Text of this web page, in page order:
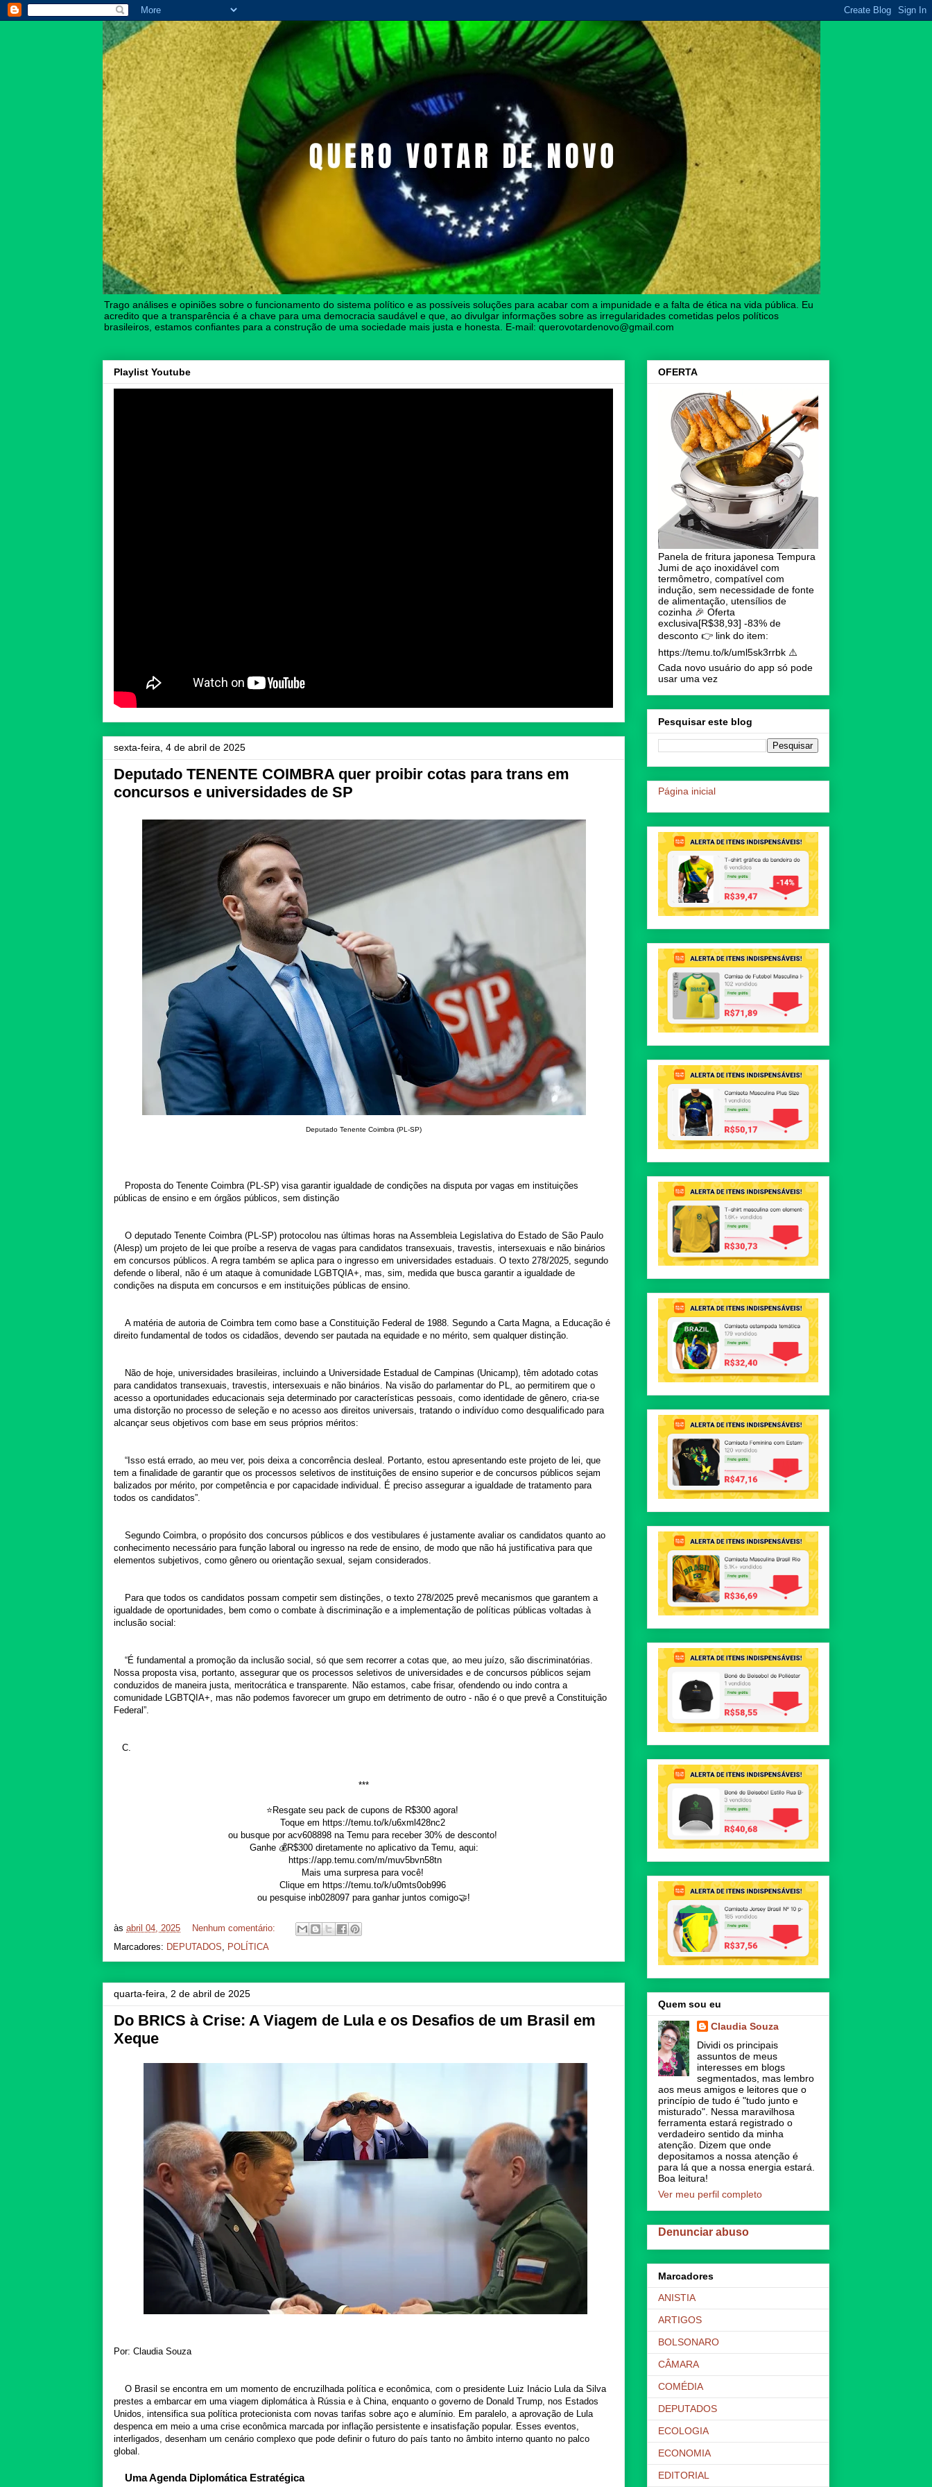
Trago análises e opiniões sobre o funcionamento do sistema político e as possíveis soluções para acabar com a impunidade e a falta de ética na vida pública. Eu
acredito que a transparência é a chave para uma democracia saudável e que, ao divulgar informações sobre as irregularidades cometidas pelos políticos
brasileiros, estamos confiantes para a construção de uma sociedade mais justa e honesta. E-mail: querovotardenovo@gmail.com
Playlist Youtube
sexta-feira, 4 de abril de 2025
Deputado TENENTE COIMBRA quer proibir cotas para trans em
concursos e universidades de SP
Deputado Tenente Coimbra (PL-SP)
Proposta do Tenente Coimbra (PL-SP) visa garantir igualdade de condições na disputa por vagas em instituições
públicas de ensino e em órgãos públicos, sem distinção
O deputado Tenente Coimbra (PL-SP) protocolou nas últimas horas na Assembleia Legislativa do Estado de São Paulo
(Alesp) um projeto de lei que proíbe a reserva de vagas para candidatos transexuais, travestis, intersexuais e não binários
em concursos públicos. A regra também se aplica para o ingresso em universidades estaduais. O texto 278/2025, segundo
defende o liberal, não é um ataque à comunidade LGBTQIA+, mas, sim, medida que busca garantir a igualdade de
condições na disputa em concursos e em instituições públicas de ensino.
A matéria de autoria de Coimbra tem como base a Constituição Federal de 1988. Segundo a Carta Magna, a Educação é
direito fundamental de todos os cidadãos, devendo ser pautada na equidade e no mérito, sem qualquer distinção.
Não de hoje, universidades brasileiras, incluindo a Universidade Estadual de Campinas (Unicamp), têm adotado cotas
para candidatos transexuais, travestis, intersexuais e não binários. Na visão do parlamentar do PL, ao permitirem que o
acesso a oportunidades educacionais seja determinado por características pessoais, como identidade de gênero, cria-se
uma distorção no processo de seleção e no acesso aos direitos universais, tratando o indivíduo como desqualificado para
alcançar seus objetivos com base em seus próprios méritos:
“Isso está errado, ao meu ver, pois deixa a concorrência desleal. Portanto, estou apresentando este projeto de lei, que
tem a finalidade de garantir que os processos seletivos de instituições de ensino superior e de concursos públicos sejam
balizados por mérito, por competência e por capacidade individual. É preciso assegurar a igualdade de tratamento para
todos os candidatos”.
Segundo Coimbra, o propósito dos concursos públicos e dos vestibulares é justamente avaliar os candidatos quanto ao
conhecimento necessário para função laboral ou ingresso na rede de ensino, de modo que não há justificativa para que
elementos subjetivos, como gênero ou orientação sexual, sejam considerados.
Para que todos os candidatos possam competir sem distinções, o texto 278/2025 prevê mecanismos que garantem a
igualdade de oportunidades, bem como o combate à discriminação e a implementação de políticas públicas voltadas à
inclusão social:
“É fundamental a promoção da inclusão social, só que sem recorrer a cotas que, ao meu juízo, são discriminatórias.
Nossa proposta visa, portanto, assegurar que os processos seletivos de universidades e de concursos públicos sejam
conduzidos de maneira justa, meritocrática e transparente. Não estamos, cabe frisar, ofendendo ou indo contra a
comunidade LGBTQIA+, mas não podemos favorecer um grupo em detrimento de outro - não é o que prevê a Constituição
Federal”.
C
***
⭐️Resgate seu pack de cupons de R$300 agora!
Toque em https://temu.to/k/u6xml428nc2
ou busque por acv608898 na Temu para receber 30% de desconto!
Ganhe 💰R$300 diretamente no aplicativo da Temu, aqui:
https://app.temu.com/m/muv5bvn58tn
Mais uma surpresa para você!
Clique em https://temu.to/k/u0mts0ob996
ou pesquise inb028097 para ganhar juntos comigo🤝!
às abril 04, 2025
Nenhum comentário:
Marcadores: DEPUTADOS POLÍTICA
quarta-feira, 2 de abril de 2025
Do BRICS à Crise: A Viagem de Lula e os Desafios de um Brasil em
Xeque
Por: Claudia Souza
O Brasil se encontra em um momento de encruzilhada política e econômica, com o presidente Luiz Inácio Lula da Silva
prestes a embarcar em uma viagem diplomática à Rússia e à China, enquanto o governo de Donald Trump, nos Estados
Unidos, intensifica sua política protecionista com novas tarifas sobre aço e alumínio. Em paralelo, a aprovação de Lula
despenca em meio a uma crise econômica marcada por inflação persistente e insatisfação popular. Esses eventos,
interligados, desenham um cenário complexo que pode definir o futuro do país tanto no âmbito interno quanto no palco
global.
Uma Agenda Diplomática Estratégica
OFERTA
Panela de fritura japonesa Tempura
Jumi de aço inoxidável com
termômetro, compatível com
indução, sem necessidade de fonte
de alimentação, utensílios de
cozinha 🎉 Oferta
exclusiva[R$38,93] -83% de
desconto 👉 link do item:
https://temu.to/k/uml5sk3rrbk ⚠️
Cada novo usuário do app só pode
usar uma vez
Pesquisar este blog
Página inicial
Quem sou eu
Claudia Souza
Dividi os principais
assuntos de meus
interesses em blogs
segmentados, mas lembro
aos meus amigos e leitores que o
princípio de tudo é "tudo junto e
misturado". Nessa maravilhosa
ferramenta estará registrado o
verdadeiro sentido da minha
atenção. Dizem que onde
depositamos a nossa atenção é
para lá que a nossa energia estará.
Boa leitura!
Ver meu perfil completo
Denunciar abuso
Marcadores
ANISTIA
ARTIGOS
BOLSONARO
CÂMARA
COMÉDIA
DEPUTADOS
ECOLOGIA
ECONOMIA
EDITORIAL